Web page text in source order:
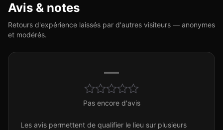
Avis & notes
Retours d'expérience laissés par d'autres visiteurs — anonymes
et modérés.
—
Pas encore d'avis
Les avis permettent de qualifier le lieu sur plusieurs